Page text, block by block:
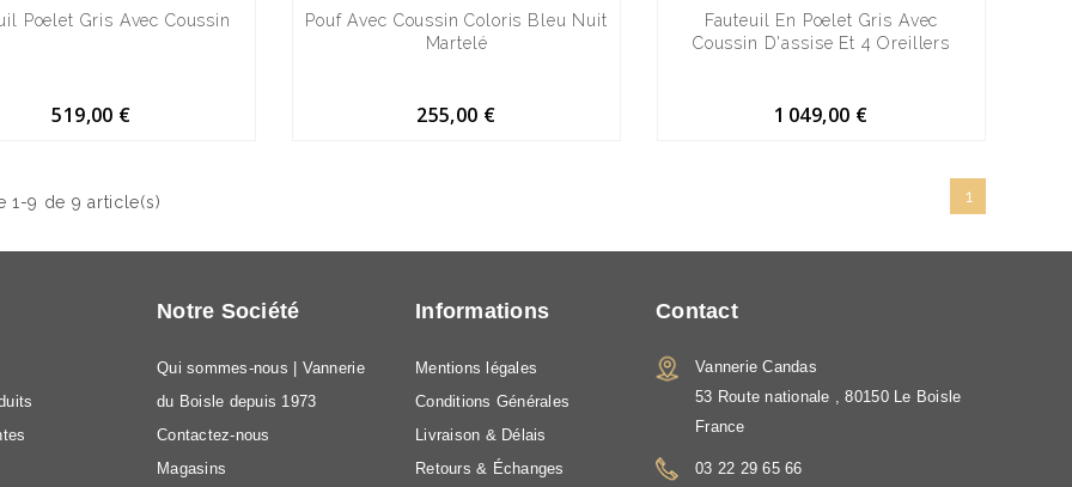
Poelet Gris Avec Coussin
519,00 €
Pouf Avec Coussin Coloris Bleu Nuit
Martelé
255,00 €
Fauteuil En Poelet Gris Avec
Coussin D'assise Et 4 Oreillers
1 049,00 €
1-9 de 9 article(s) 1
Contact
Vannerie Candas
53 Route nationale , 80150 Le Boisle
France
03 22 29 65 66
Notre Société
Qui sommes-nous | Vannerie
du Boisle depuis 1973
Contactez-nous
Magasins
Informations
Mentions légales
Conditions Générales
Livraison & Délais
Retours & Échanges